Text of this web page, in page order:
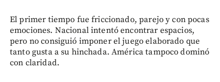
El primer tiempo fue friccionado, parejo y con pocas
emociones. Nacional intentó encontrar espacios,
pero no consiguió imponer el juego elaborado que
tanto gusta a su hinchada. América tampoco dominó
con claridad.